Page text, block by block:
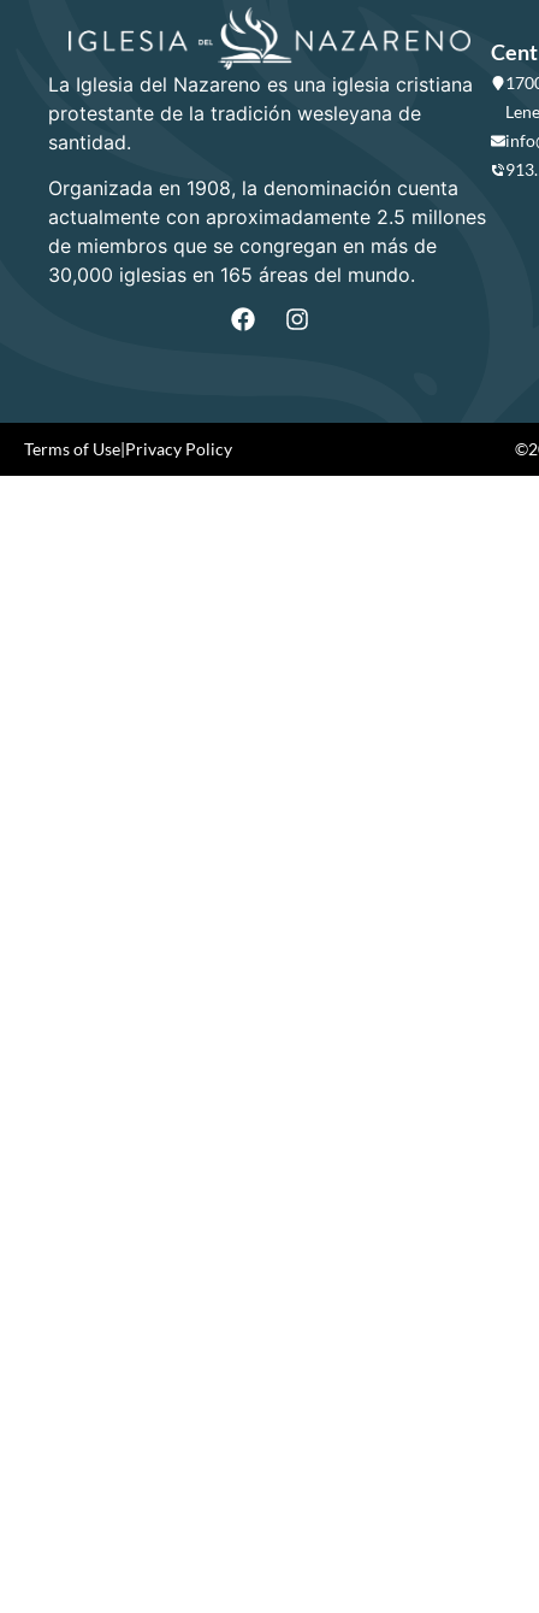
La Iglesia del Nazareno es una iglesia cristiana
protestante de la tradición wesleyana de
santidad.
Organizada en 1908, la denominación cuenta
actualmente con aproximadamente 2.5 millones
de miembros que se congregan en más de
30,000 iglesias en 165 áreas del mundo.
Terms of Use|Privacy Policy